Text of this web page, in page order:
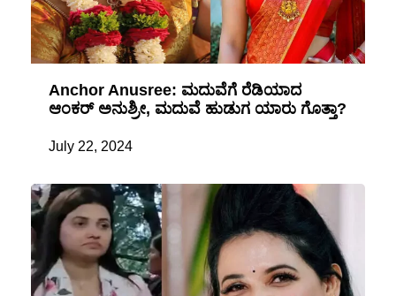
Anchor Anusree: ಮದುವೆಗೆ ರೆಡಿಯಾದ
ಆಂಕರ್ ಅನುಶ್ರೀ, ಮದುವೆ ಹುಡುಗ ಯಾರು ಗೊತ್ತಾ?
July 22, 2024